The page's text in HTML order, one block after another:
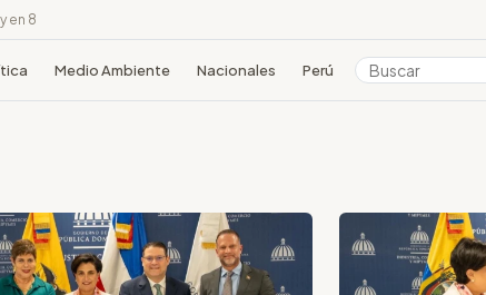
en 8
Medio Ambiente Nacionales Perú Colombia